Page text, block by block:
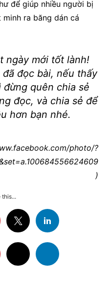
để giúp nhiều người bị
ra băng dán cá
ngày mới tốt lành!
đã đọc bài, nếu thấy
quên chia sẻ
đọc, và chia sẻ để
hơn bạn nhé.
photo/?
)
this...